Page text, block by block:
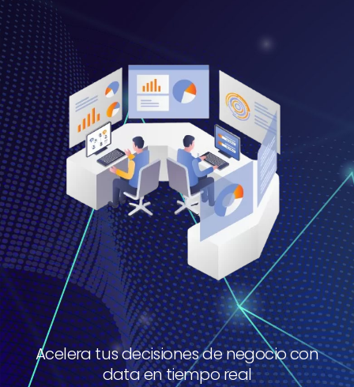
Aceleratusdecisionesdenegociocon
dataentiemporeal